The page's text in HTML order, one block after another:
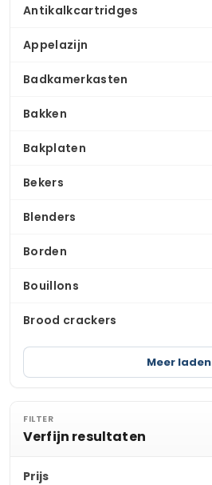
Antikalkcartridges
Appelazijn
Badkamerkasten
Bakken
Bakplaten
Bekers
Blenders
Borden
Bouillons
Brood crackers
Meer laden
FILTER
Verfijn resultaten
Prijs